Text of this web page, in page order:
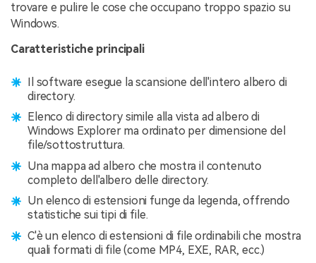
trovare e pulire le cose che occupano troppo spazio su
Windows.
Caratteristiche principali
Il software esegue la scansione dell'intero albero di
directory.
Elenco di directory simile alla vista ad albero di
Windows Explorer ma ordinato per dimensione del
file/sottostruttura.
Una mappa ad albero che mostra il contenuto
completo dell'albero delle directory.
Un elenco di estensioni funge da legenda, offrendo
statistiche sui tipi di file.
C'è un elenco di estensioni di file ordinabili che mostra
quali formati di file (come MP4, EXE, RAR, ecc.)